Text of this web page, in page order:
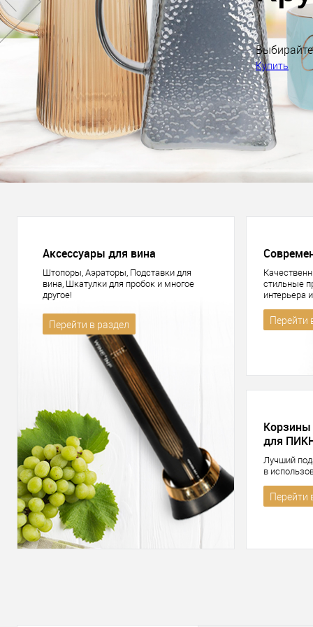
Аксессуары для вина
Штопоры, Аэраторы, Подставки для
вина, Шкатулки для пробок и многое
другое!
Перейти в раздел
стильные
интерьера
Перейти
для
Лучший
в
Перейти